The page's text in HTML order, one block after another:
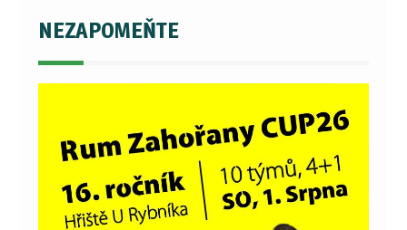
NEZAPOMEŇTE